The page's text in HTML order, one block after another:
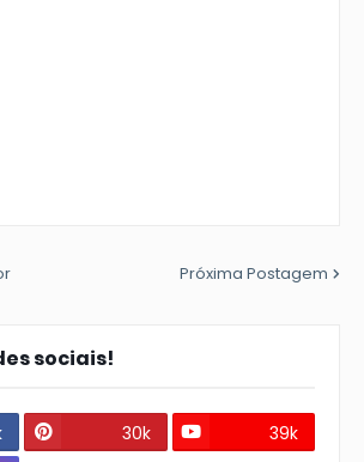
Próxima Postagem
sociais!
30k
39k